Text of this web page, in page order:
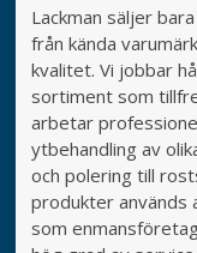
Lackman säljer
från kända
kvalitet. Vi jobbar
sortiment som
arbetar
ytbehandling av
och polering till
produkter används
som